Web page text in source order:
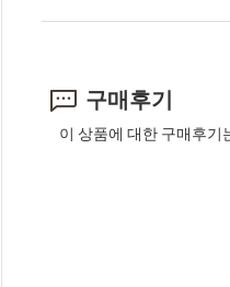
구매후기
이 상품에 대한 구매후기